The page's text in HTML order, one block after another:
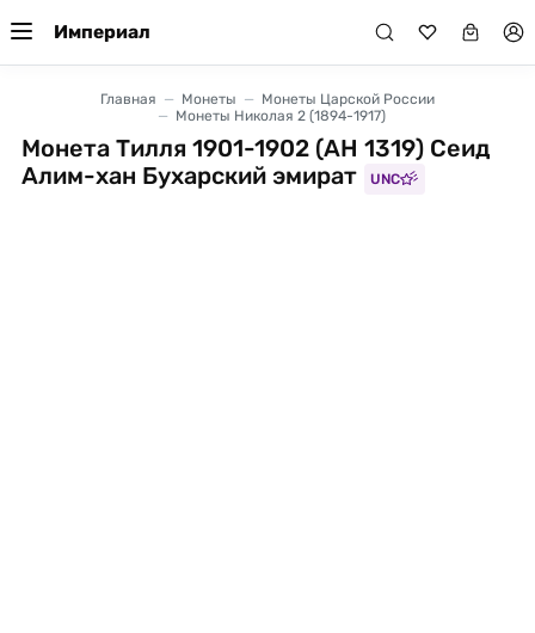
Империал
Главная Монеты
Монеты Царской России
Монеты Николая 2 (1894-1917)
Монета Тилля 1901-1902 (AH 1319) Сеид
Алим-хан Бухарский эмират
UNC